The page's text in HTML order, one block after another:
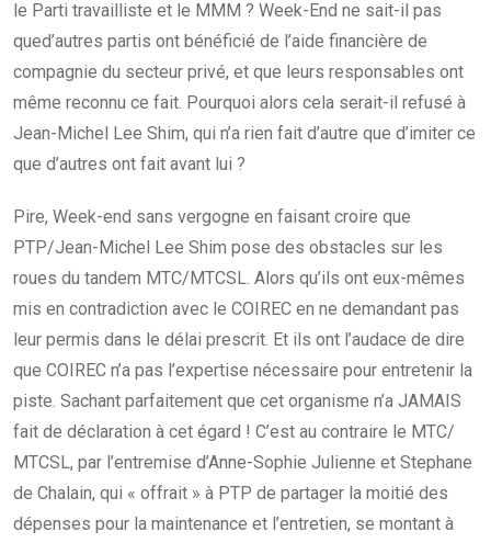
le Parti travailliste et le MMM ? Week-End ne sait-il pas
qued’autres partis ont bénéficié de l’aide financière de
compagnie du secteur privé, et que leurs responsables ont
même reconnu ce fait. Pourquoi alors cela serait-il refusé à
Jean-Michel Lee Shim, qui n’a rien fait d’autre que d’imiter ce
que d’autres ont fait avant lui ?
Pire, Week-end sans vergogne en faisant croire que
PTP/Jean-Michel Lee Shim pose des obstacles sur les
roues du tandem MTC/MTCSL. Alors qu’ils ont eux-mêmes
mis en contradiction avec le COIREC en ne demandant pas
leur permis dans le délai prescrit. Et ils ont l’audace de dire
que COIREC n’a pas l’expertise nécessaire pour entretenir la
piste. Sachant parfaitement que cet organisme n’a JAMAIS
fait de déclaration à cet égard ! C’est au contraire le MTC/
MTCSL, par l’entremise d’Anne-Sophie Julienne et Stephane
de Chalain, qui « offrait » à PTP de partager la moitié des
dépenses pour la maintenance et l’entretien, se montant à